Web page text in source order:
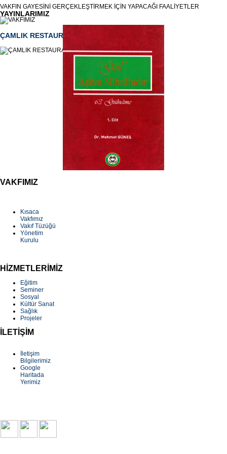
VAKFIN GAYESİNİ GERÇEKLEŞTİRMEK İÇİN YAPACAĞI FAALİYETLER
ÇAMLIK RESTAURANT
YAYINLARIMIZ
VAKFIMIZ
Kısaca
Vakfımız
Vakıf Tüzüğü
Yönetim
Kurulu
HİZMETLERİMİZ
Eğitim
Seminer
Sosyal
Kültür Sanat
Sağlık
Projeler
İLETİŞİM
İletişim
Bilgilerimiz
Google
Haritada
Yerimiz